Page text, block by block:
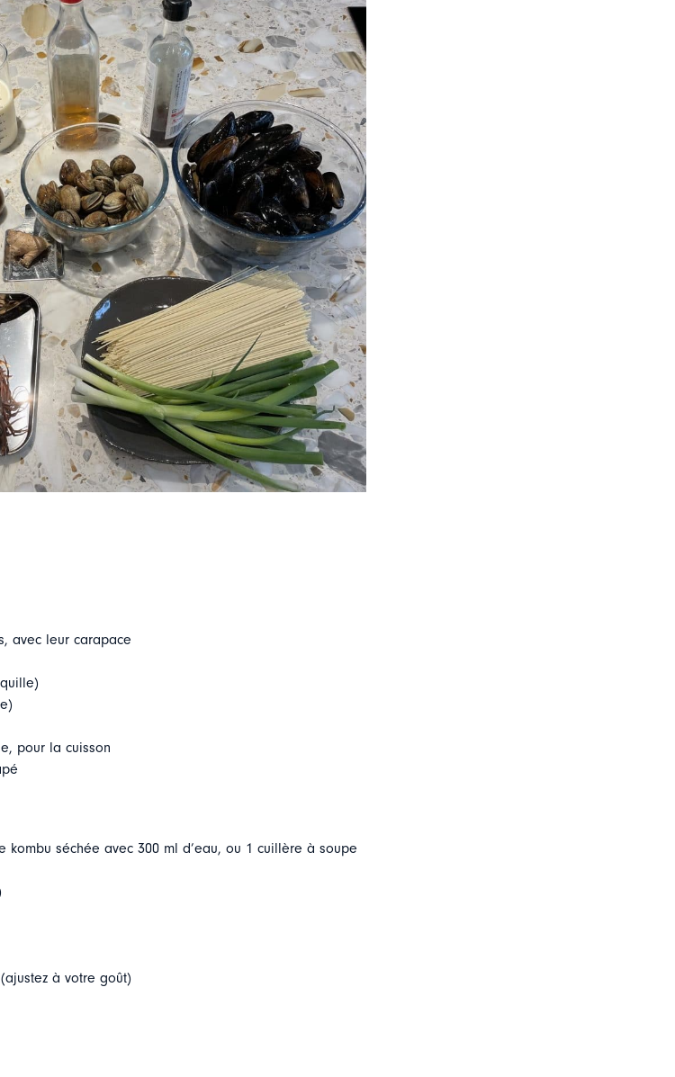
avec leur carapace
pour la cuisson
kombu séchée avec 300 ml d’eau, ou 1 cuillère à soupe
à votre goût)